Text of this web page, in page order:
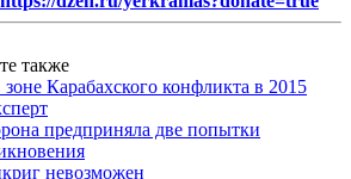
также
Карабахского конфликта в 2015
предприняла две попытки
невозможен